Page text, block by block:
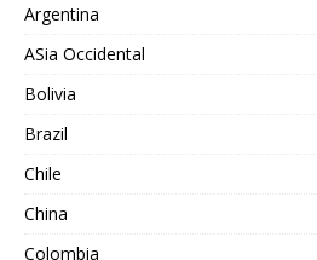
Argentina
ASia Occidental
Bolivia
Brazil
Chile
China
Colombia